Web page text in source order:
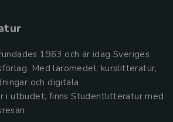
1963 och är idag Sveriges
Med läromedel, kurslitteratur,
och digitala
i utbudet, finns Studentlitteratur med